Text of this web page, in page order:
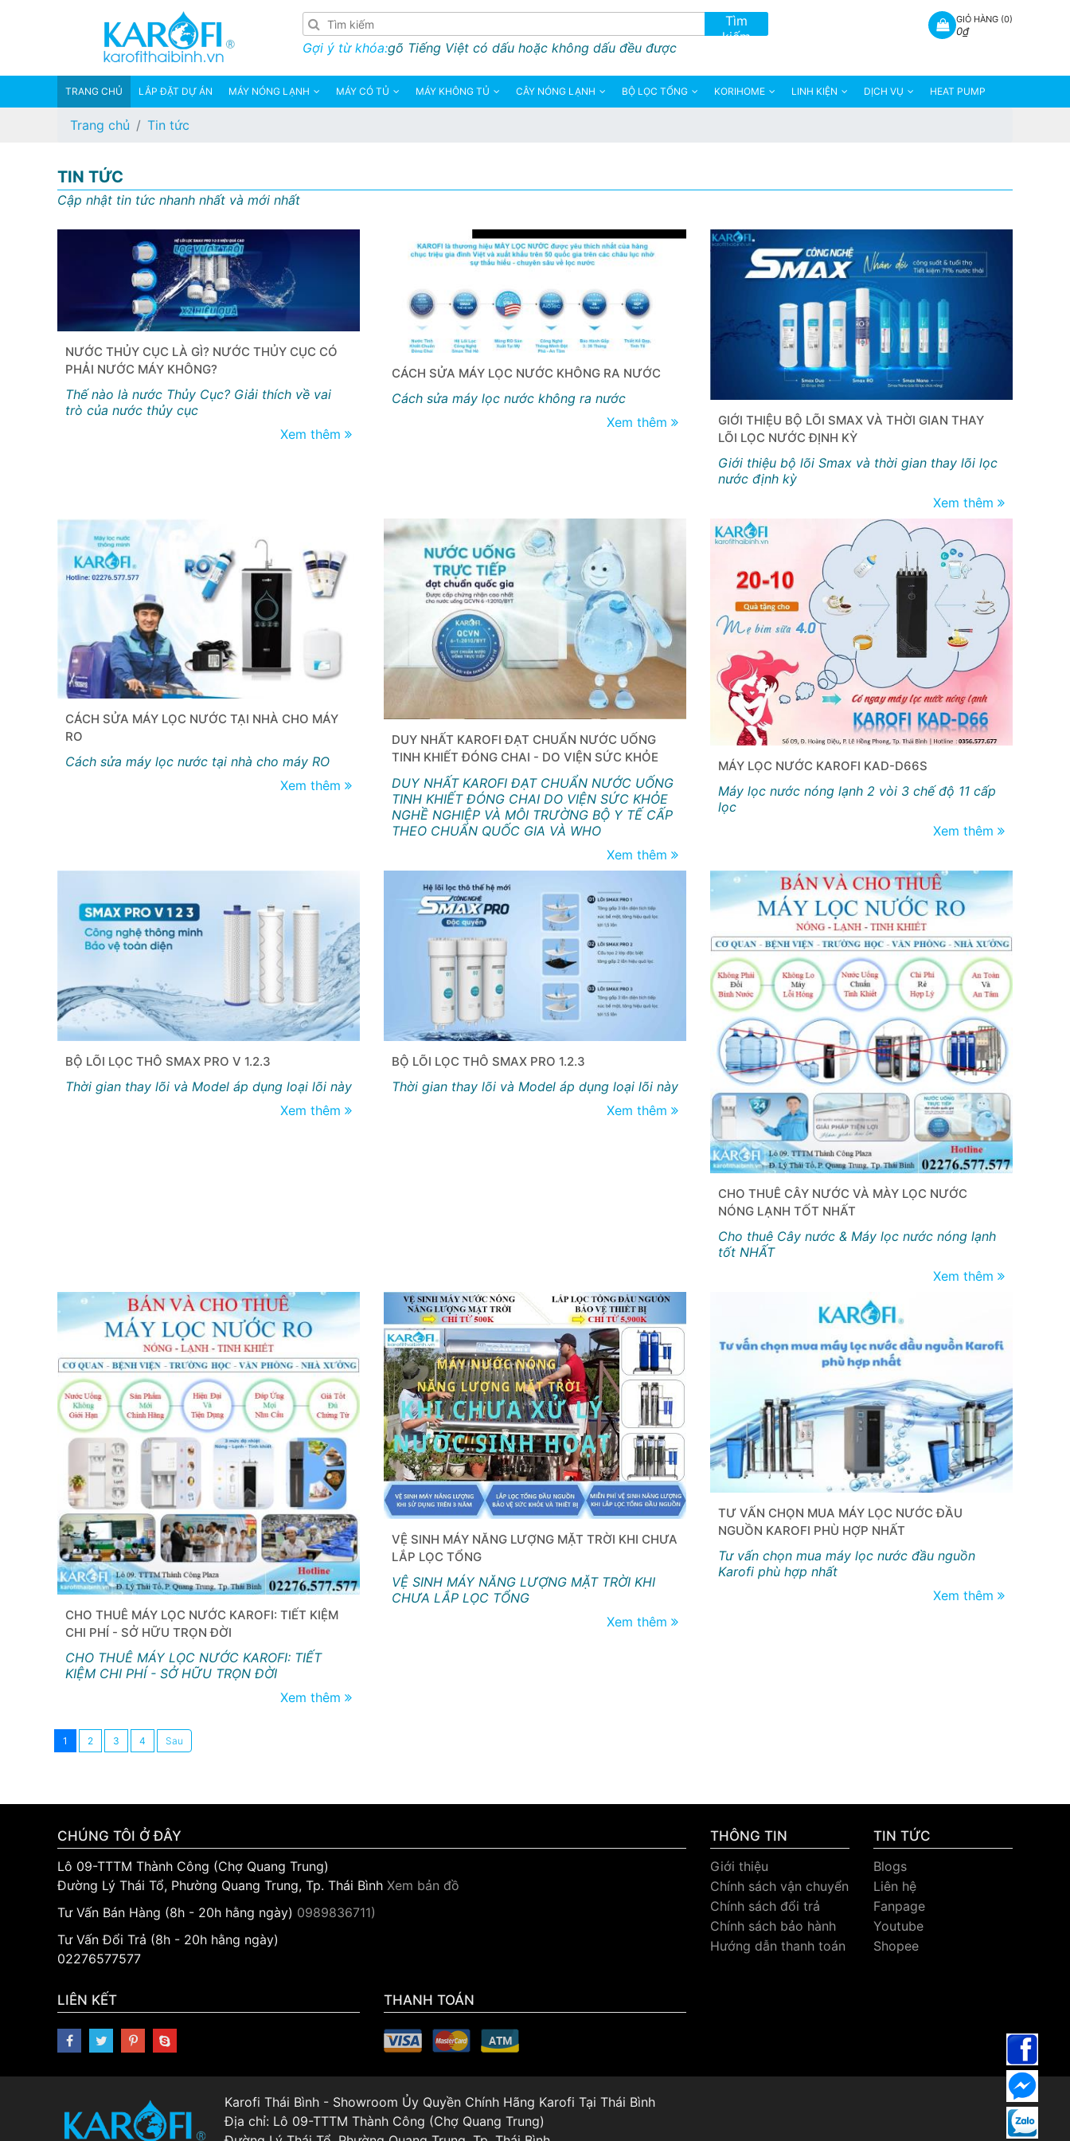
Tìm
kiếm
Gợi ý từ khóa:gõ Tiếng Việt có dấu hoặc không dấu đều được
GIỎ HÀNG (0)
0₫
TRANG CHỦ LẮP ĐẶT DỰ ÁN MÁY NÓNG LẠNH MÁY CÓ TỦ MÁY KHÔNG TỦ CÂY NÓNG LẠNH BỘ LỌC TỔNG KORIHOME LINH KIỆN DỊCH VỤ HEAT PUMP
Trang chủ Tin tức
TIN TỨC
Cập nhật tin tức nhanh nhất và mới nhất
NƯỚC THỦY CỤC LÀ GÌ? NƯỚC THỦY CỤC CÓ
PHẢI NƯỚC MÁY KHÔNG?
Thế nào là nước Thủy Cục? Giải thích về vai
trò của nước thủy cục
Xem thêm
CÁCH SỬA MÁY LỌC NƯỚC KHÔNG RA NƯỚC
Cách sửa máy lọc nước không ra nước
Xem thêm
GIỚI THIỆU BỘ LÕI SMAX VÀ THỜI GIAN THAY
LÕI LỌC NƯỚC ĐỊNH KỲ
Giới thiệu bộ lõi Smax và thời gian thay lõi lọc
nước định kỳ
Xem thêm
CÁCH SỬA MÁY LỌC NƯỚC TẠI NHÀ CHO MÁY
RO
Cách sửa máy lọc nước tại nhà cho máy RO
Xem thêm
DUY NHẤT KAROFI ĐẠT CHUẨN NƯỚC UỐNG
TINH KHIẾT ĐÓNG CHAI - DO VIỆN SỨC KHỎE
NGHỀ NGHIỆP VÀ MÔI TRƯỜNG BỘ Y TẾ CẤP
DUY NHẤT KAROFI ĐẠT CHUẨN NƯỚC UỐNG
TINH KHIẾT ĐÓNG CHAI DO VIỆN SỨC KHỎE
NGHỀ NGHIỆP VÀ MÔI TRƯỜNG BỘ Y TẾ CẤP
THEO CHUẨN QUỐC GIA VÀ WHO
Xem thêm
MÁY LỌC NƯỚC KAROFI KAD-D66S
Máy lọc nước nóng lạnh 2 vòi 3 chế độ 11 cấp
lọc
Xem thêm
BỘ LÕI LỌC THÔ SMAX PRO V 1.2.3
Thời gian thay lõi và Model áp dụng loại lõi này
Xem thêm
BỘ LÕI LỌC THÔ SMAX PRO 1.2.3
Thời gian thay lõi và Model áp dụng loại lõi này
Xem thêm
CHO THUÊ CÂY NƯỚC VÀ MÀY LỌC NƯỚC
NÓNG LẠNH TỐT NHẤT
Cho thuê Cây nước & Máy lọc nước nóng lạnh
tốt NHẤT
Xem thêm
CHO THUÊ MÁY LỌC NƯỚC KAROFI: TIẾT KIỆM
CHI PHÍ - SỞ HỮU TRỌN ĐỜI
CHO THUÊ MÁY LỌC NƯỚC KAROFI: TIẾT
KIỆM CHI PHÍ - SỞ HỮU TRỌN ĐỜI
Xem thêm
VỆ SINH MÁY NĂNG LƯỢNG MẶT TRỜI KHI CHƯA
LẮP LỌC TỔNG
VỆ SINH MÁY NĂNG LƯỢNG MẶT TRỜI KHI
CHƯA LẮP LỌC TỔNG
Xem thêm
TƯ VẤN CHỌN MUA MÁY LỌC NƯỚC ĐẦU
NGUỒN KAROFI PHÙ HỢP NHẤT
Tư vấn chọn mua máy lọc nước đầu nguồn
Karofi phù hợp nhất
Xem thêm
1 2 3 4
CHÚNG TÔI Ở ĐÂY
Lô 09-TTTM Thành Công (Chợ Quang Trung)
Đường Lý Thái Tổ, Phường Quang Trung, Tp. Thái Bình Xem bản đồ
Tư Vấn Bán Hàng (8h - 20h hằng ngày) 0989836711)
Tư Vấn Đổi Trả (8h - 20h hằng ngày)
02276577577
LIÊN KẾT THANH TOÁN
THÔNG TIN
Giới thiệu
Chính sách vận chuyển
Chính sách đổi trả
Chính sách bảo hành
Hướng dẫn thanh toán
TIN TỨC
Blogs
Liên hệ
Fanpage
Youtube
Shopee
Karofi Thái Bình - Showroom Ủy Quyền Chính Hãng Karofi Tại Thái Bình
Địa chỉ: Lô 09-TTTM Thành Công (Chợ Quang Trung)